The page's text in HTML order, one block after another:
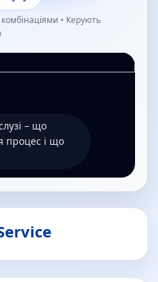
• Керують
– що
процес і що